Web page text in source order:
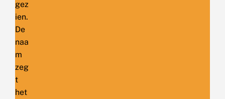
gez
ien.
De
naa
m
zeg
t
het